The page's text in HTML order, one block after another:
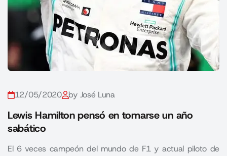
12/05/2020 by José Luna
Lewis Hamilton pensó en tomarse un año
sabático
El 6 veces campeón del mundo de F1 y actual piloto de